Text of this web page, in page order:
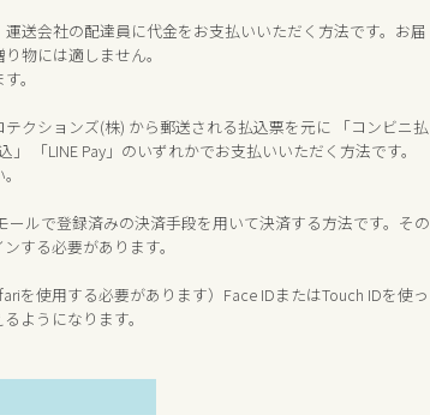
送会社の配達員に代金をお支払いいただく方法です。お届
物には適しません。
。
クションズ(株) から郵送される払込票を元に 「コンビニ払
「LINE Pay」のいずれかでお支払いいただく方法です。
ールで登録済みの決済手段を用いて決済する方法です。その
する必要があります。
を使用する必要があります）Face IDまたはTouch IDを使っ
ようになります。